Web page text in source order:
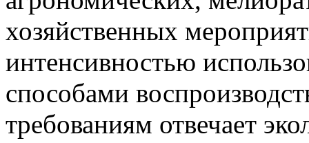
хозяйственных
интенсивностью
способами
требованиям отвечает